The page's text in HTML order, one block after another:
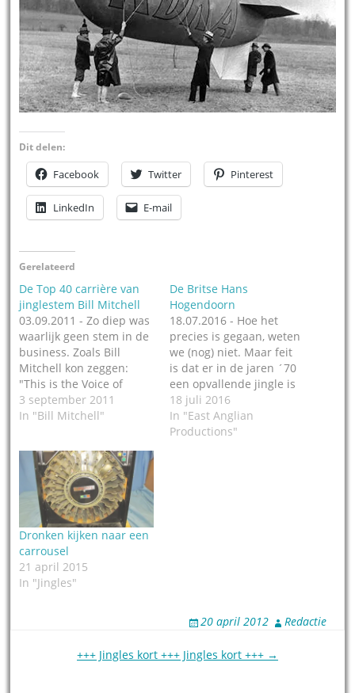
Dit delen:
Facebook Twitter Pinterest
LinkedIn E-mail
Gerelateerd
De Top 40 carrière van
jinglestem Bill Mitchell
03.09.2011 - Zo diep was
waarlijk geen stem in de
business. Zoals Bill
Mitchell kon zeggen:
"This is the Voice of
Peace, 24 hours a day",
deed werkelijk niemand
back. Go, and tell your
friends". Of: "Caroline....
3...1...9." Helaas is Bill
Mitchell al vanaf…
3 september 2011
In "Bill Mitchell"
De Britse Hans
Hogendoorn
18.07.2016 - Hoe het
precies is gegaan, weten
we (nog) niet. Maar feit
is dat er in de jaren ´70
een opvallende jingle is
gemaakt voor de NOS
met de stem van Bill
Mitchell. Wie? Bill
18 juli 2016
In "East Anglian
Productions"
Dronken kijken naar een
carrousel
21 april 2015
In "Jingles"
20 april 2012 Redactie
+++ Jingles kort +++ Jingles kort +++ →